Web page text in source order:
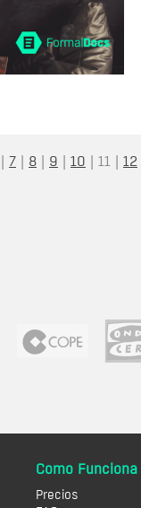
| 7 | 8 | 9 | 10 | 11 | 12
Como Funciona
Precios